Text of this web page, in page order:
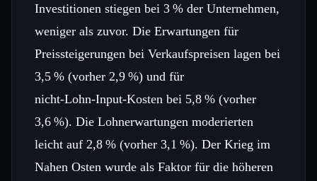
Investitionen stiegen bei 3 % der Unternehmen,
weniger als zuvor. Die Erwartungen für
Preissteigerungen bei Verkaufspreisen lagen bei
3,5 % (vorher 2,9 %) und für
nicht‑Lohn‑Input‑Kosten bei 5,8 % (vorher
3,6 %). Die Lohn­erwartungen moderierten
leicht auf 2,8 % (vorher 3,1 %). Der Krieg im
Nahen Osten wurde als Faktor für die höheren